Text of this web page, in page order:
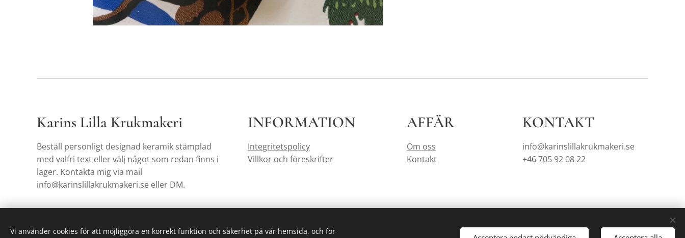
Karins Lilla Krukmakeri
Beställ personligt designad keramik stämplad
med valfri text eller välj något som redan finns i
lager. Kontakta mig via mail
info@karinslillakrukmakeri.se eller DM.
INFORMATION
Integritetspolicy
Villkor och föreskrifter
AFFÄR
Om oss
Kontakt
KONTAKT
info@karinslillakrukmakeri.se
+46 705 92 08 22
Vi använder cookies för att möjliggöra en korrekt funktion och säkerhet på vår hemsida, och för